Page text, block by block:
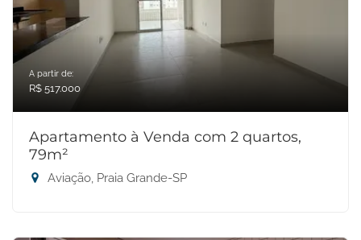
A partir de:
R$ 517.000
Apartamento à Venda com 2 quartos,
79m²
Aviação, Praia Grande-SP